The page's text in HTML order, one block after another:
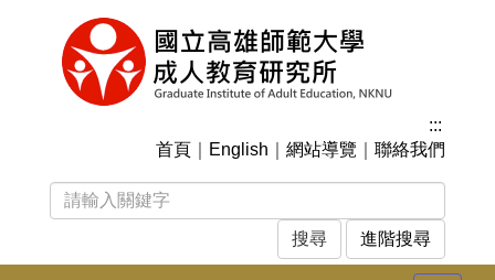
:::
首頁
English 網站導覽 聯絡我們
進階搜尋